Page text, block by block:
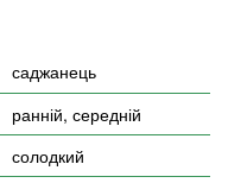
саджанець
ранній, середній
солодкий